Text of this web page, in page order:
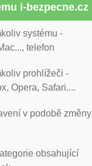
i-bezpecne.cz
systému -
telefon
prohlížeči -
Opera, Safari....
v podobě změny
obsahující